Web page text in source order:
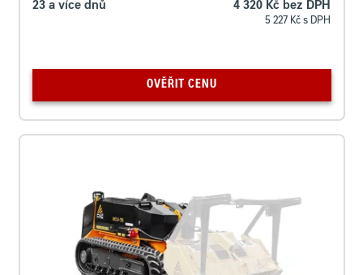
23 a více dnů 4 320 Kč bez DPH
5 227 Kč s DPH
OVĚŘIT CENU